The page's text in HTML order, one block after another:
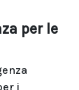
per le
i